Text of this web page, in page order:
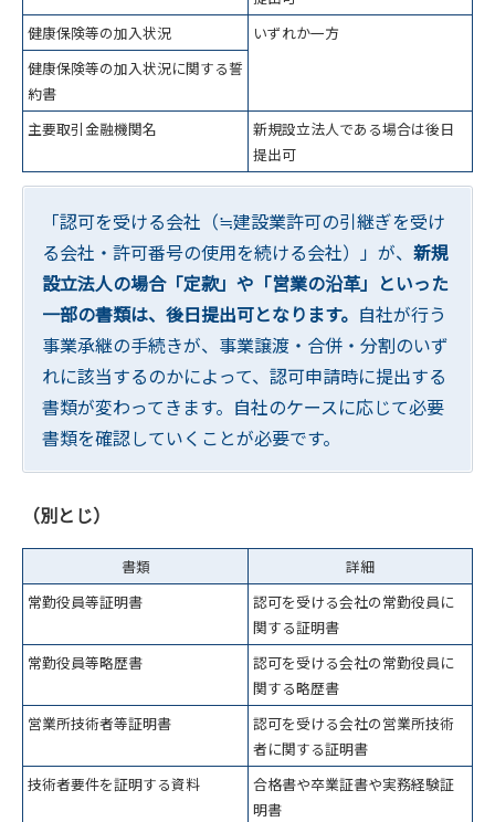
健康保険等の加入状況
いずれか一方
健康保険等の加入状況に関する誓
約書
主要取引金融機関名
新規設立法人である場合は後日
提出可
「認可を受ける会社（≒建設業許可の引継ぎを受け
る会社・許可番号の使用を続ける会社）」が、 新規
設立法人の場合「定款」や「営業の沿革」といった
一部の書類は、後日提出可となります。 自社が行う
事業承継の手続きが、事業譲渡・合併・分割のいず
れに該当するのかによって、認可申請時に提出する
書類が変わってきます。自社のケースに応じて必要
書類を確認していくことが必要です。
（別とじ）
書類
詳細
常勤役員等証明書
認可を受ける会社の常勤役員に
関する証明書
常勤役員等略歴書
認可を受ける会社の常勤役員に
関する略歴書
営業所技術者等証明書
認可を受ける会社の営業所技術
者に関する証明書
技術者要件を証明する資料
合格書や卒業証書や実務経験証
明書